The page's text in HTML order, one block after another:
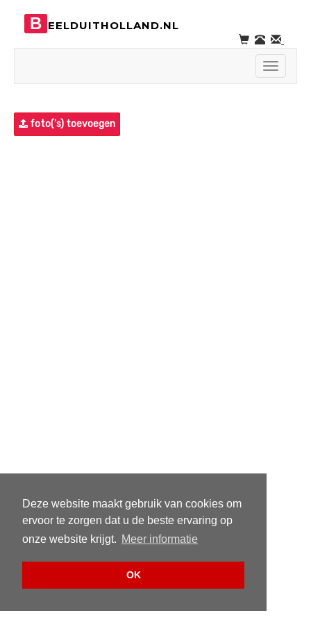
Deze website maakt gebruik van cookies om
ervoor te zorgen dat u de beste ervaring op
onze website krijgt. Meer informatie
OK
B EELDUITHOLLAND.NL
Toggle
foto('s) toevoegen